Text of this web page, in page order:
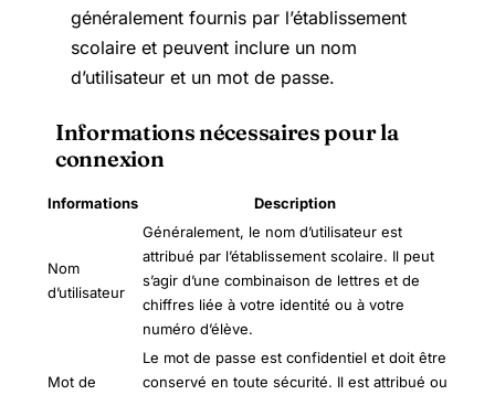
généralement fournis par l’établissement
scolaire et peuvent inclure un nom
d’utilisateur et un mot de passe.
Informations nécessaires pour la
connexion
Informations Description
Nom
d’utilisateur
Généralement, le nom d’utilisateur est
attribué par l’établissement scolaire. Il peut
s’agir d’une combinaison de lettres et de
chiffres liée à votre identité ou à votre
numéro d’élève.
Mot de
Le mot de passe est confidentiel et doit être
conservé en toute sécurité. Il est attribué ou